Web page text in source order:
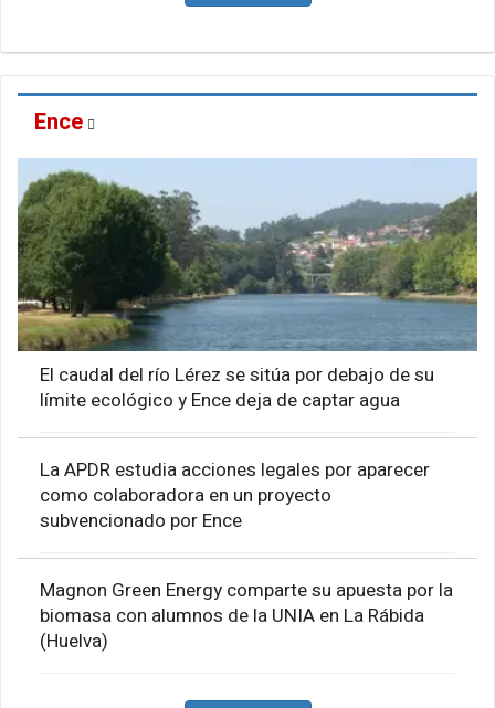
Ence
El caudal del río Lérez se sitúa por debajo de su
límite ecológico y Ence deja de captar agua
La APDR estudia acciones legales por aparecer
como colaboradora en un proyecto
subvencionado por Ence
Magnon Green Energy comparte su apuesta por la
biomasa con alumnos de la UNIA en La Rábida
(Huelva)